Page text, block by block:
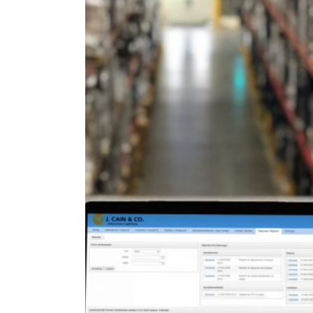
E-COMMERCE &
FULFILLMENT CENTER